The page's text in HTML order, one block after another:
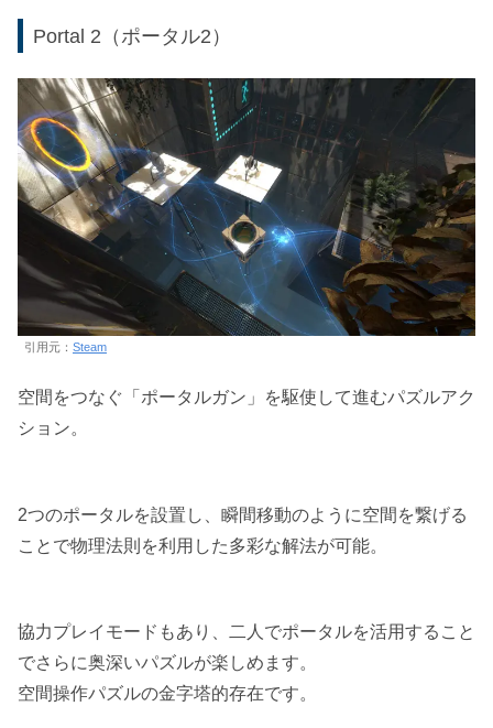
Portal 2（ポータル2）
引用元： Steam
空間をつなぐ「ポータルガン」を駆使して進むパズルアク
ション。
2つのポータルを設置し、瞬間移動のように空間を繋げる
ことで物理法則を利用した多彩な解法が可能。
協力プレイモードもあり、二人でポータルを活用すること
でさらに奥深いパズルが楽しめます。
空間操作パズルの金字塔的存在です。